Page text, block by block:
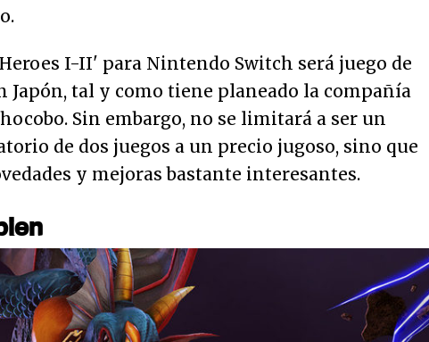
I-II' para Nintendo Switch será juego de
Japón, tal y como tiene planeado la compañía
Sin embargo, no se limitará a ser un
de dos juegos a un precio jugoso, sino que
y mejoras bastante interesantes.